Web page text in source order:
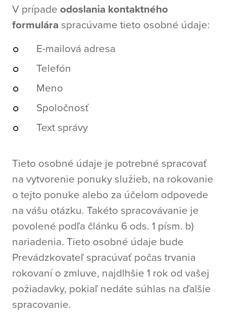
V prípade odoslania kontaktného
formulára spracúvame tieto osobné údaje:
E-mailová adresa
Telefón
Meno
Spoločnosť
Text správy
Tieto osobné údaje je potrebné spracovať
na vytvorenie ponuky služieb, na rokovanie
o tejto ponuke alebo za účelom odpovede
na vášu otázku. Takéto spracovávanie je
povolené podľa článku 6 ods. 1 písm. b)
nariadenia. Tieto osobné údaje bude
Prevádzkovateľ spracúvať počas trvania
rokovaní o zmluve, najdlhšie 1 rok od vašej
požiadavky, pokiaľ nedáte súhlas na ďalšie
spracovanie.